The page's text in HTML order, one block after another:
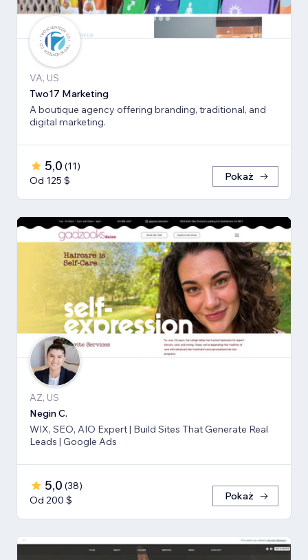
VA, US
Two17 Marketing
A boutique agency offering branding, traditional, and
digital marketing.
5,0 (11)
Od 125 $
Pokaż
AZ, US
Negin C.
WIX, SEO, AIO Expert | Build Sites That Generate Real
Leads | Google Ads
5,0 (38)
Od 200 $
Pokaż